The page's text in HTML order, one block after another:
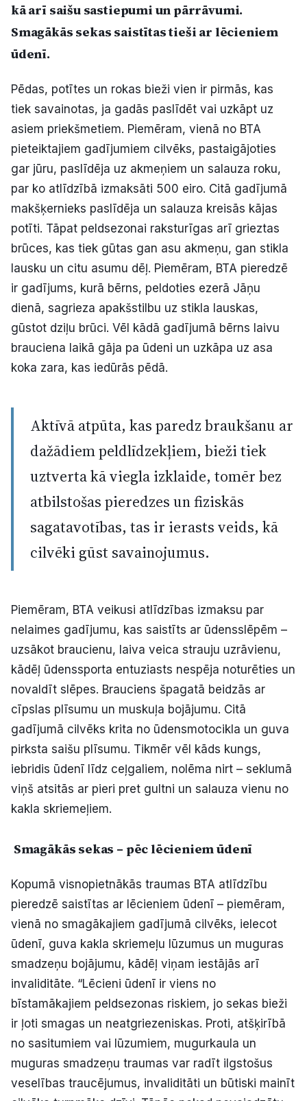
E-avīze Abonē
kā arī saišu sastiepumi un pārrāvumi.
Smagākās sekas saistītas tieši ar lēcieniem
ūdenī.
Pēdas, potītes un rokas bieži vien ir pirmās, kas
tiek savainotas, ja gadās paslīdēt vai uzkāpt uz
asiem priekšmetiem. Piemēram, vienā no BTA
pieteiktajiem gadījumiem cilvēks, pastaigājoties
gar jūru, paslīdēja uz akmeņiem un salauza roku,
par ko atlīdzībā izmaksāti 500 eiro. Citā gadījumā
makšķernieks paslīdēja un salauza kreisās kājas
potīti. Tāpat peldsezonai raksturīgas arī grieztas
brūces, kas tiek gūtas gan asu akmeņu, gan stikla
lausku un citu asumu dēļ. Piemēram, BTA pieredzē
ir gadījums, kurā bērns, peldoties ezerā Jāņu
dienā, sagrieza apakšstilbu uz stikla lauskas,
gūstot dziļu brūci. Vēl kādā gadījumā bērns laivu
brauciena laikā gāja pa ūdeni un uzkāpa uz asa
koka zara, kas iedūrās pēdā.
Aktīvā atpūta, kas paredz braukšanu ar
dažādiem peldlīdzekļiem, bieži tiek
uztverta kā viegla izklaide, tomēr bez
atbilstošas pieredzes un fiziskās
sagatavotības, tas ir ierasts veids, kā
cilvēki gūst savainojumus.
Piemēram, BTA veikusi atlīdzības izmaksu par
nelaimes gadījumu, kas saistīts ar ūdensslēpēm –
uzsākot braucienu, laiva veica strauju uzrāvienu,
kādēļ ūdenssporta entuziasts nespēja noturēties un
novaldīt slēpes. Brauciens špagatā beidzās ar
cīpslas plīsumu un muskuļa bojājumu. Citā
gadījumā cilvēks krita no ūdensmotocikla un guva
pirksta saišu plīsumu. Tikmēr vēl kāds kungs,
iebridis ūdenī līdz ceļgaliem, nolēma nirt – seklumā
viņš atsitās ar pieri pret gultni un salauza vienu no
kakla skriemeļiem.
Smagākās sekas – pēc lēcieniem ūdenī
Kopumā visnopietnākās traumas BTA atlīdzību
pieredzē saistītas ar lēcieniem ūdenī – piemēram,
vienā no smagākajiem gadījumā cilvēks, ielecot
ūdenī, guva kakla skriemeļu lūzumus un muguras
smadzeņu bojājumu, kādēļ viņam iestājās arī
invaliditāte. “Lēcieni ūdenī ir viens no
bīstamākajiem peldsezonas riskiem, jo sekas bieži
ir ļoti smagas un neatgriezeniskas. Proti, atšķirībā
no sasitumiem vai lūzumiem, mugurkaula un
muguras smadzeņu traumas var radīt ilgstošus
veselības traucējumus, invaliditāti un būtiski mainīt